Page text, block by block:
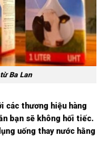
Ba Lan
các thương hiệu hàng
bạn sẽ không hối tiếc.
uống thay nước hằng